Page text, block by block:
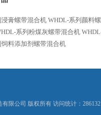
膏螺带混合机 WHDL-系列颜料
系列粉煤灰螺带混合机
料添加剂螺带混合机
限公司 版权所有 访问统计：286132